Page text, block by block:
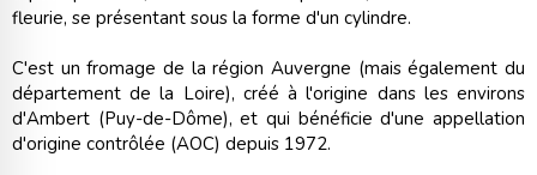
fleurie, se présentant sous la forme d'un cylindre.
C'est un fromage de la région Auvergne (mais également du
département de la Loire), créé à l'origine dans les environs
d'Ambert (Puy-de-Dôme), et qui bénéficie d'une appellation
d'origine contrôlée (AOC) depuis 1972.